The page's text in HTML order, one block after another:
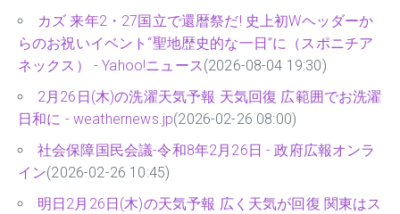
カズ 来年2・27国立で還暦祭だ! 史上初Wヘッダーか
らのお祝いイベント“聖地歴史的な一日”に（スポニチア
ネックス） - Yahoo!ニュース(2026-08-04 19:30)
2月26日(木)の洗濯天気予報 天気回復 広範囲でお洗濯
日和に - weathernews.jp(2026-02-26 08:00)
社会保障国民会議-令和8年2月26日 - 政府広報オンラ
イン(2026-02-26 10:45)
明日2月26日(木)の天気予報 広く天気が回復 関東はス